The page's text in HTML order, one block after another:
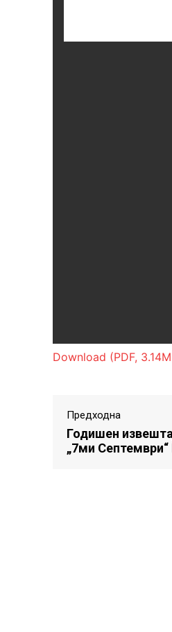
Download (PDF,
Предходна
Годишен
„7ми